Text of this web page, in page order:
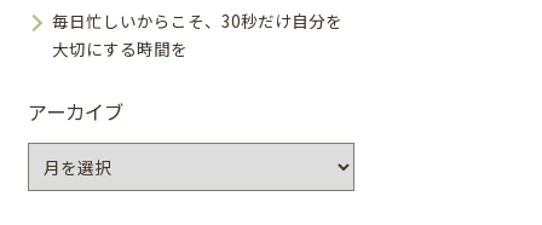
毎日忙しいからこそ、30秒だけ自分を
大切にする時間を
アーカイブ